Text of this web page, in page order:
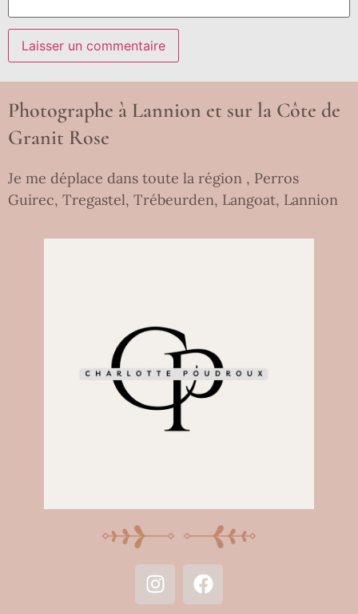
Photographe à Lannion et sur la Côte de
Granit Rose
Je me déplace dans toute la région , Perros
Guirec, Tregastel, Trébeurden, Langoat, Lannion